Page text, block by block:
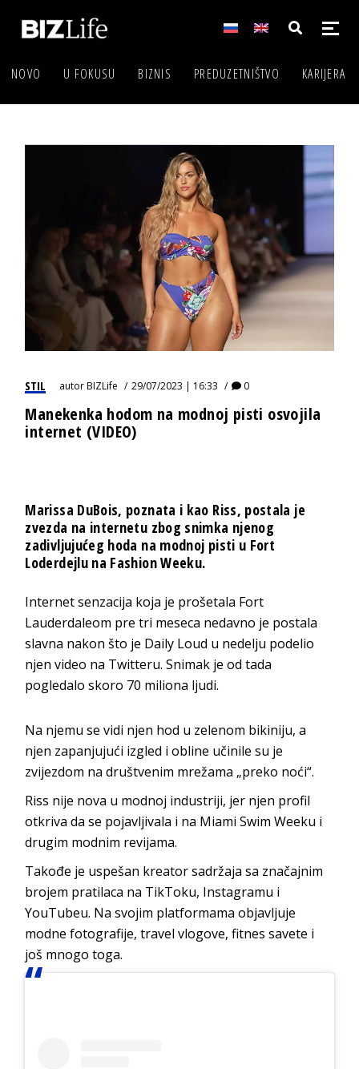
NOVO U FOKUSU BIZNIS PREDUZETNIŠTVO KARIJERA
STIL autorBIZLife 29/07/2023 | 16:33 0
Manekenka hodom na modnoj pisti osvojila
internet (VIDEO)
Marissa DuBois, poznata i kao Riss, postala je
zvezda na internetu zbog snimka njenog
zadivljujućeg hoda na modnoj pisti u Fort
Loderdejlu na Fashion Weeku.
Internet senzacija koja je prošetala Fort
Lauderdaleom pre tri meseca nedavno je postala
slavna nakon što je Daily Loud u nedelju podelio
njen video na Twitteru. Snimak je od tada
pogledalo skoro 70 miliona ljudi.
Na njemu se vidi njen hod u zelenom bikiniju, a
njen zapanjujući izgled i obline učinile su je
zvijezdom na društvenim mrežama „preko noći“.
Riss nije nova u modnoj industriji, jer njen profil
otkriva da se pojavljivala i na Miami Swim Weeku i
drugim modnim revijama.
Takođe je uspešan kreator sadržaja sa značajnim
brojem pratilaca na TikToku, Instagramu i
YouTubeu. Na svojim platformama objavljuje
modne fotografije, travel vlogove, fitnes savete i
još mnogo toga.